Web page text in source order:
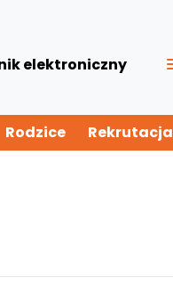
elektroniczny
Rodzice Rekrutacja